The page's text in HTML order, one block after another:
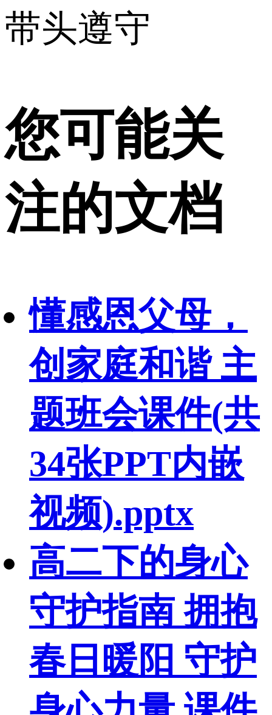
带头遵守
您可能关
注的文档
懂感恩父母，
创家庭和谐 主
题班会课件(共
34张PPT内嵌
视频).pptx
高二下的身心
守护指南 拥抱
春日暖阳 守护